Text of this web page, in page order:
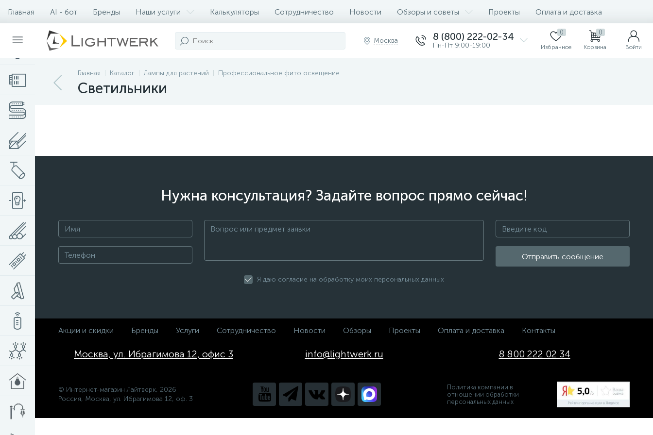
Главная AI - бот Бренды Наши услуги Калькуляторы Сотрудничество Новости Обзоры и советы Проекты Оплата и доставка
Контакты
Москва 8 (800) 222-02-34
Пн-Пт 9:00-19:00
0
Избранное
0
Корзина Войти
Главная Каталог Лампы для растений Профессиональное фито освещение
Светильники
Нужна консультация? Задайте вопрос прямо сейчас!
Отправить сообщение
Я даю согласие на обработку моих персональных данных
Акции и скидки Бренды Услуги Сотрудничество Новости Обзоры Проекты Оплата и доставка Контакты
Москва, ул. Ибрагимова 12, офис 3 info@lightwerk.ru 8 800 222 02 34
© Интернет-магазин Лайтверк, 2026
Россия, Москва, ул. Ибрагимова 12, оф. 3
Политика компании в
отношении обработки
персональных данных